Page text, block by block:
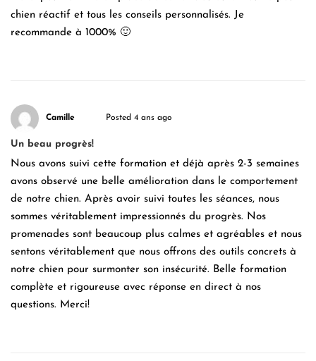
chien réactif et tous les conseils personnalisés. Je
recommande à 1000% 🙂
Camille Posted 4 ans ago
Un beau progrès!
Nous avons suivi cette formation et déjà après 2-3 semaines
avons observé une belle amélioration dans le comportement
de notre chien. Après avoir suivi toutes les séances, nous
sommes véritablement impressionnés du progrès. Nos
promenades sont beaucoup plus calmes et agréables et nous
sentons véritablement que nous offrons des outils concrets à
notre chien pour surmonter son insécurité. Belle formation
complète et rigoureuse avec réponse en direct à nos
questions. Merci!